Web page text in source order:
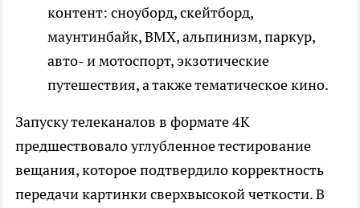
контент: сноуборд, скейтборд,
маунтинбайк, BMX, альпинизм, паркур,
авто- и мотоспорт, экзотические
путешествия, а также тематическое кино.
Запуску телеканалов в формате 4K
предшествовало углубленное тестирование
вещания, которое подтвердило корректность
передачи картинки сверхвысокой четкости. В